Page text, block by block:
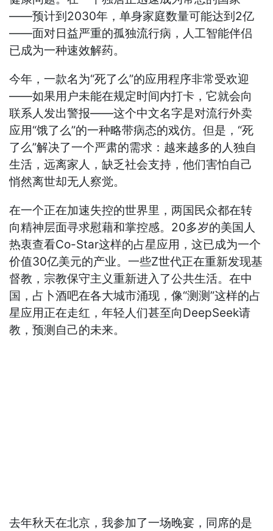
——预计到2030年，单身家庭数量可能达到2亿
——面对日益严重的孤独流行病，人工智能伴侣
已成为一种速效解药。
今年，一款名为“死了么”的应用程序非常受欢迎
——如果用户未能在规定时间内打卡，它就会向
联系人发出警报——这个中文名字是对流行外卖
应用“饿了么”的一种略带病态的戏仿。但是，“死
了么”解决了一个严肃的需求：越来越多的人独自
生活，远离家人，缺乏社会支持，他们害怕自己
悄然离世却无人察觉。
在一个正在加速失控的世界里，两国民众都在转
向精神层面寻求慰藉和掌控感。20多岁的美国人
热衷查看Co-Star这样的占星应用，这已成为一个
价值30亿美元的产业。一些Z世代正在重新发现基
督教，宗教保守主义重新进入了公共生活。在中
国，占卜酒吧在各大城市涌现，像“测测”这样的占
星应用正在走红，年轻人们甚至向DeepSeek请
教，预测自己的未来。
去年秋天在北京，我参加了一场晚宴，同席的是